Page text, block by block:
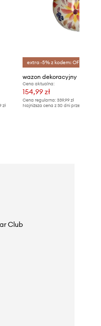
zł
extra -5% z kodem: OFF*
wazon dekoracyjny
Cena aktualna:
154,99 zł
Cena regularna: 339,99 zł
Najniższa cena z 30 dni przed obniżką:
Club